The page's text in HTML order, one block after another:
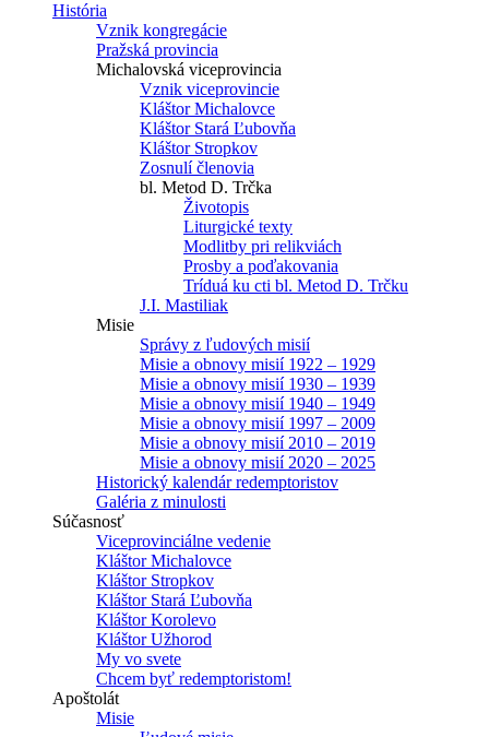
História
Vznik kongregácie
Pražská provincia
Michalovská viceprovincia
Vznik viceprovincie
Kláštor Michalovce
Kláštor Stará Ľubovňa
Kláštor Stropkov
Zosnulí členovia
bl. Metod D. Trčka
Životopis
Liturgické texty
Modlitby pri relikviách
Prosby a poďakovania
Tríduá ku cti bl. Metod D. Trčku
J.I. Mastiliak
Misie
Správy z ľudových misií
Misie a obnovy misií 1922 – 1929
Misie a obnovy misií 1930 – 1939
Misie a obnovy misií 1940 – 1949
Misie a obnovy misií 1997 – 2009
Misie a obnovy misií 2010 – 2019
Misie a obnovy misií 2020 – 2025
Historický kalendár redemptoristov
Galéria z minulosti
Súčasnosť
Viceprovinciálne vedenie
Kláštor Michalovce
Kláštor Stropkov
Kláštor Stará Ľubovňa
Kláštor Korolevo
Kláštor Užhorod
My vo svete
Chcem byť redemptoristom!
Apoštolát
Misie